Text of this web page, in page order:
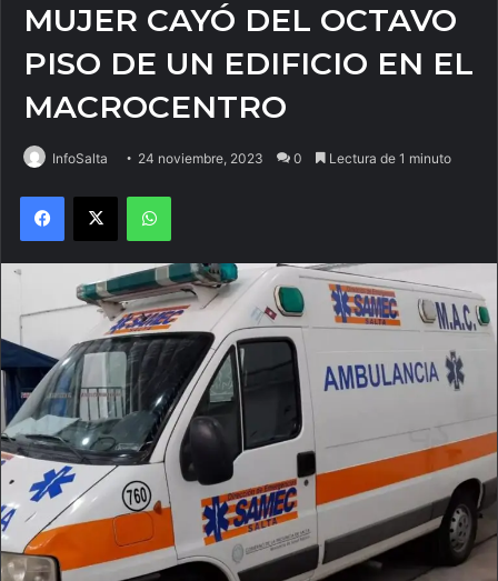
MUJER CAYÓ DEL OCTAVO
PISO DE UN EDIFICIO EN EL
MACROCENTRO
InfoSalta 24 noviembre, 2023 0 Lectura de 1 minuto
Facebook
X WhatsApp